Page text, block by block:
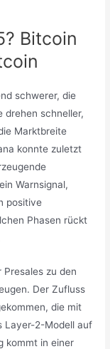
Bitcoin
schwerer, die
drehen schneller,
Marktbreite
konnte zuletzt
Warnsignal,
positive
Phasen rückt
zu den
Der Zufluss
die mit
Layer-2-Modell auf
kommt in einer